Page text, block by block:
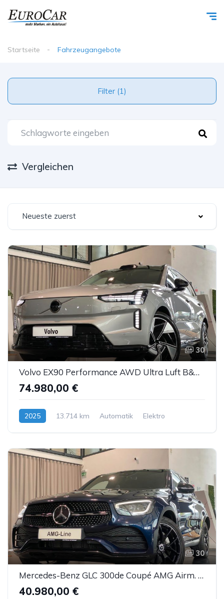
Startseite Fahrzeugangebote
Filter (1)
Vergleichen
Neueste zuerst
30
Volvo EX90 Performance AWD Ultra Luft B&W ACC AHK 7S
74.980,00 €
2025 13.714 km Automatik Elektro
30
Mercedes-Benz GLC 300de Coupé AMG Airm. Burm. Sbel HUD DTR AHK
40.980,00 €